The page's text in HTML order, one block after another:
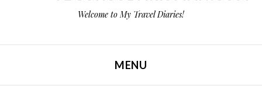
Welcome to My Travel Diaries!
MENU